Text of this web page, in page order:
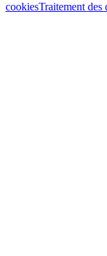
cookiesTraitement des